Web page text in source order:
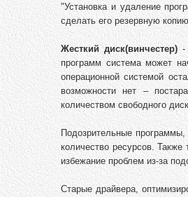
"Установка и удаление
сделать его резервную
Жесткий диск(винчестер)-
программ система может
операционной системой
возможности нет –
количеством свободного
Подозрительные
количество ресурсов.
избежание проблем из-за
Старые драйвера,